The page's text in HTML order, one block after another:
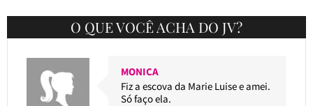
O QUE VOCÊ ACHA DO JV?
MONICA
Fiz a escova da Marie Luise e amei.
Só faço ela.